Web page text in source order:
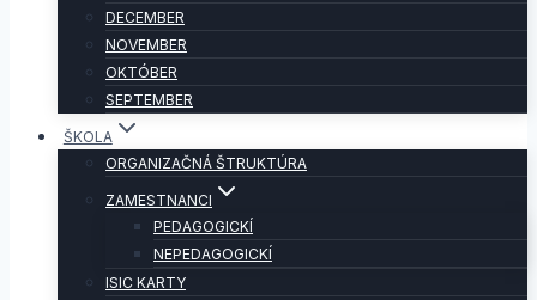
DECEMBER
NOVEMBER
OKTÓBER
SEPTEMBER
ŠKOLA
ORGANIZAČNÁ ŠTRUKTÚRA
ZAMESTNANCI
PEDAGOGICKÍ
NEPEDAGOGICKÍ
ISIC KARTY